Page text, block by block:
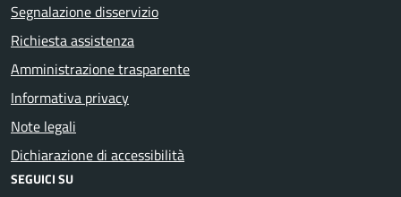
Segnalazione disservizio
Richiesta assistenza
Amministrazione trasparente
Informativa privacy
Note legali
Dichiarazione di accessibilità
SEGUICI SU